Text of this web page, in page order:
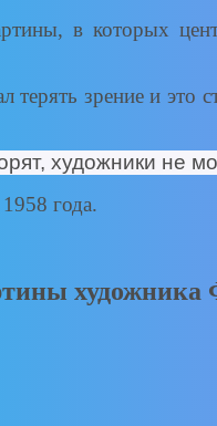
в которых
зрение и
художники не
года.
художника